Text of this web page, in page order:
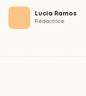
Lucía Ramos
Rédactrice